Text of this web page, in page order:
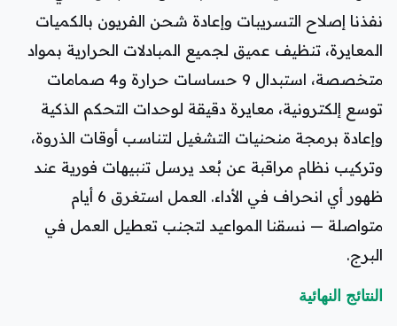
نفذنا إصلاح التسريبات وإعادة شحن الفريون بالكميات
المعايرة، تنظيف عميق لجميع المبادلات الحرارية بمواد
متخصصة، استبدال 9 حساسات حرارة و4 صمامات
توسع إلكترونية، معايرة دقيقة لوحدات التحكم الذكية
وإعادة برمجة منحنيات التشغيل لتناسب أوقات الذروة،
وتركيب نظام مراقبة عن بُعد يرسل تنبيهات فورية عند
ظهور أي انحراف في الأداء. العمل استغرق 6 أيام
متواصلة — نسقنا المواعيد لتجنب تعطيل العمل في
البرج.
النتائج النهائية